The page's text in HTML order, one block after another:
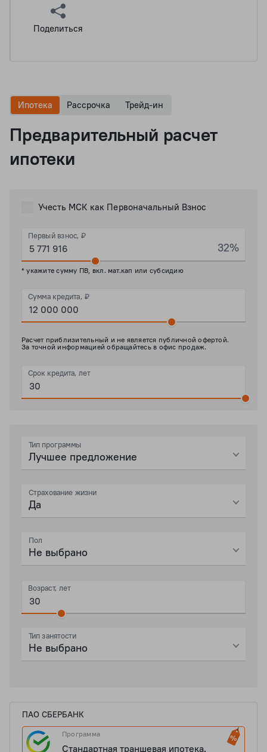
Поделиться
Предварительный расчет
ипотеки
Ипотека Рассрочка Трейд-ин
Учесть МСК как Первоначальный Взнос
Первый взнос, ₽
32%
* укажите сумму ПВ, вкл. мат.кап или субсидию
Сумма кредита, ₽
Расчет приблизительный и не является публичной офертой.
За точной информацией обращайтесь в офис продаж.
Срок кредита, лет
Тип программы
Лучшее предложение
Страхование жизни
Да
Пол
Не выбрано
Возраст, лет
Тип занятости
Не выбрано
ПАО СБЕРБАНК
Программа
Стандартная траншевая ипотека.